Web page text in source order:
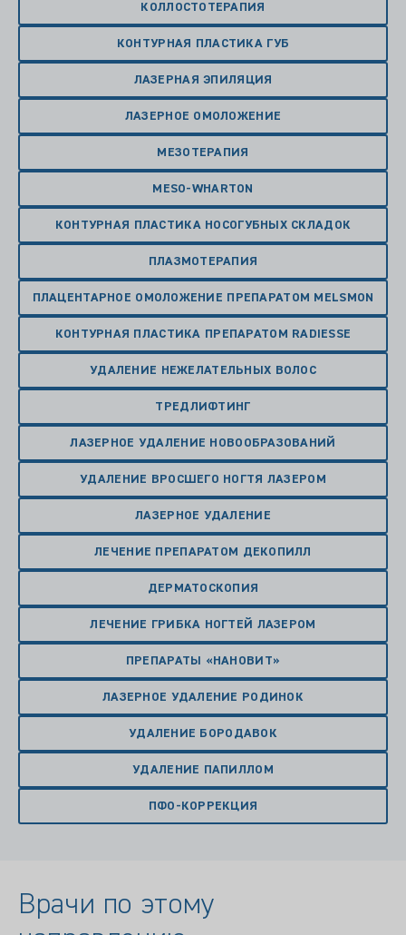
КОЛЛОСТОТЕРАПИЯ
КОНТУРНАЯ ПЛАСТИКА ГУБ
ЛАЗЕРНАЯ ЭПИЛЯЦИЯ
ЛАЗЕРНОЕ ОМОЛОЖЕНИЕ
МЕЗОТЕРАПИЯ
MESO-WHARTON
КОНТУРНАЯ ПЛАСТИКА НОСОГУБНЫХ СКЛАДОК
ПЛАЗМОТЕРАПИЯ
ПЛАЦЕНТАРНОЕ ОМОЛОЖЕНИЕ ПРЕПАРАТОМ MELSMON
КОНТУРНАЯ ПЛАСТИКА ПРЕПАРАТОМ RADIESSE
УДАЛЕНИЕ НЕЖЕЛАТЕЛЬНЫХ ВОЛОС
ТРЕДЛИФТИНГ
ЛАЗЕРНОЕ УДАЛЕНИЕ НОВООБРАЗОВАНИЙ
УДАЛЕНИЕ ВРОСШЕГО НОГТЯ ЛАЗЕРОМ
ЛАЗЕРНОЕ УДАЛЕНИЕ
ЛЕЧЕНИЕ ПРЕПАРАТОМ ДЕКОПИЛЛ
ДЕРМАТОСКОПИЯ
ЛЕЧЕНИЕ ГРИБКА НОГТЕЙ ЛАЗЕРОМ
ПРЕПАРАТЫ «НАНОВИТ»
ЛАЗЕРНОЕ УДАЛЕНИЕ РОДИНОК
УДАЛЕНИЕ БОРОДАВОК
УДАЛЕНИЕ ПАПИЛЛОМ
ПФО-КОРРЕКЦИЯ
Врачи по этому